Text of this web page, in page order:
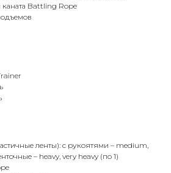
каната Battling Rope
ленты): с рукоятями – medium,
– heavy, very heavy (по 1)